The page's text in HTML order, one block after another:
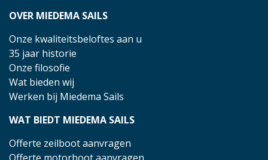
OVER MIEDEMA SAILS
Onze kwaliteitsbeloftes aan u
35 jaar historie
Onze filosofie
Wat bieden wij
Werken bij Miedema Sails
WAT BIEDT MIEDEMA SAILS
Offerte zeilboot aanvragen